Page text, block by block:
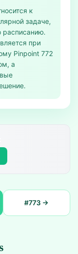
к
задаче,
расписанию.
при
Pinpoint 772
а
#773 →